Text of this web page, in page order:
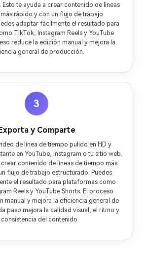
Esto te ayuda a crear contenido de líneas
rápido y con un flujo de trabajo
adaptar fácilmente el resultado para
TikTok, Instagram Reels y YouTube
reduce la edición manual y mejora la
general de producción.
3
Exporta y Comparte
de línea de tiempo pulido en HD y
en YouTube, Instagram o tu sitio web.
crear contenido de líneas de tiempo más
flujo de trabajo estructurado. Puedes
el resultado para plataformas como
Reels y YouTube Shorts. El proceso
manual y mejora la eficiencia general de
paso mejora la calidad visual, el ritmo y
consistencia del contenido.